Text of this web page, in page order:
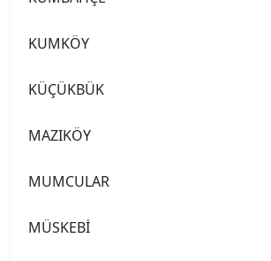
KUMKÖY
KÜÇÜKBÜK
MAZIKÖY
MUMCULAR
MÜSKEBİ